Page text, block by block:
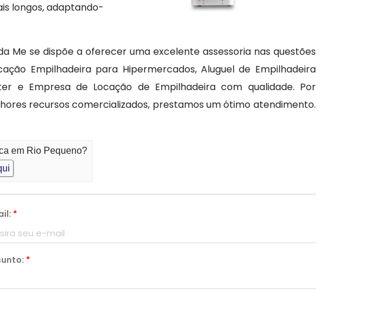
longos, adaptando-
Me se dispõe a oferecer uma excelente assessoria nas questões
Empilhadeira para Hipermercados, Aluguel de Empilhadeira
e Empresa de Locação de Empilhadeira com qualidade. Por
recursos comercializados, prestamos um ótimo atendimento.
em Rio Pequeno?
*
*